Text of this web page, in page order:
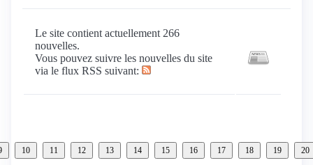
Le site contient actuellement 266
nouvelles.
Vous pouvez suivre les nouvelles du site
via le flux RSS suivant:
10 11 12 13 14 15 16 17 18 19 20